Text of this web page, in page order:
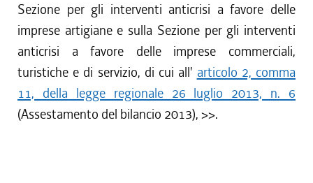
Sezione per gli interventi anticrisi a favore delle
imprese artigiane e sulla Sezione per gli interventi
anticrisi a favore delle imprese commerciali,
turistiche e di servizio, di cui all' articolo 2, comma
11, della legge regionale 26 luglio 2013, n. 6
(Assestamento del bilancio 2013), >>.